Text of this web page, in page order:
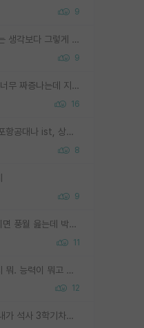
9
교수 뽑는데 출신 학교는 생각보다 그렇게 안 봄. 앞으로는 더 안 보게 될거임. 박사는 어디서 진행해도 됨. 단, 제대로 쌓고 좋은 실적 만들 수 있다면. 그런데 지방대는 그럴 가능성이 지극히 낮음. 나만 열심히 잘 하면 된다? 인간은 주변 환경에 지배되는 나약한 존재임. 주변의 지방대 대학원생과 섞이고 지방 특유의 여유로움 또는 나쁘게 얘기해서 나태함에 젖어 살다보면 교수의 꿈 자체를 잊어버리게 될 가능성도 있음. 주변 환경이 70~80%임.
9
지방대 이 단어가 진짜 너무 짜증나는데 지방대면 다 그냥 쓰레기인가요? 무슨 말 같지도 않은 댓글들이 있는건지??? 지방에도 충분히 좋은 대학 많고 충분히 잘하는 교수님들 많습니다 포항공대 4개 IST 대표 지거국들 여기 모두 다 지방에 있고 여기 출신들 중에 교수하는 분들 적지 않습니다 지거국 출신이 무슨 교수를 하냐?라고 생각할 사람들 많은데 상위 대표 지거국에 아웃라이어들 많습니다 결국 개인의 연구역량과 실적이 중요합니다 이 역량을 펼치는데 있어서 지도교수와의 합도 중요합니다. 그리고 경력이 필요하면 해외포닥까지 다녀오세요
16
일단 지방대라는 것이 포항공대나 ist, 상위 지거국은 아니라고 생각하겠습니다. 그런곳은 서성한에 비해 소위 대학 네임밸류가 크게 뒤떨어지지는 않으니까요. 대학 이름이 중요하냐? 당연합니다. 대학 이름이 좋아서 좋은 아웃풋이 나오는 것이냐, 좋은 대학은 좋은 사람과 좋은 기회가 몰려있으니 아웃풋도 자연스럽게 좋아지는 것이냐? 대답하기 어려운 문제입니다. 아직 한국 사회에서 학벌을 보는 것도, 특히 이공계를 중심으로 학벌보다는 실적 위주라는 분위기가 형성되는 것도 사실입니다. 지방대 출신으로 전임교수가 될수 있느냐? 가능 불가능을 따지면 당연히 가능입니다. 지방대 박사 출신으로 전임교원이 된 경우가 실제로 있으니까요. 현실적인 가능성이 있느냐? 지금 이정도 대학의 교수가 되고싶다고 생각되는 대학 들어가서 컴공과 교수 목록 켜고 박사 어디서 받았는지 쭉 한번 보세요. 냉정하게 지방대 출신인 분들이 많지는 않으실겁니다.
8
9
서당개 개 ㅅㄲ도 3년이면 풍월 읊는데 박사 5년 이상 대리고 있으면서 물된건 교수 탓 맞는ㄱ게 거기가 서당이 아니란 소리임
11
능력없는박사 란 말이지 뭐. 능력이 뭐고 능력이 있다는게 뭔지는 사람마다 기준이 다르니까 얘기해봐야 서로 자기 기준만 얘기해서 논쟁이 끝이 안나고. 주위에서 능력있고 야심있는 신입생이 교수가 유의미한 피드백을 아예 안주면서 제대로된 과제에 참여해볼 기회도 제공하지 않고 잡일 뺑뺑이만 돌려서 맨날 단순작업만 하면서 밤새다가 눈빛이 점점 죽어가는걸 본 사람은 물박사는 교수탓이라고 하고, 교수는 이것저것 알려도 주고 기회도 주고 사수 동기 붙여주면서 어떻게든 끌고가려고 하는데 본인이 매일 뺀질거리면서 출근 하는둥마는둥 하다가 기껏 와서도 폰이나 쳐다보다가 실험 망치고 저녁약속있어서 먼저 가볼게요~ 하는걸 본 사람은 물박사는 본인탓이라고 함.
12
가지마라. 신생랩이고 내가 석사 3학기차인데 최고참인데 나도 아무것도 모르는데 교수가 후배들 왜 논문 교육 안시키냐. 논문 왜 안 써오냐 닦달한다